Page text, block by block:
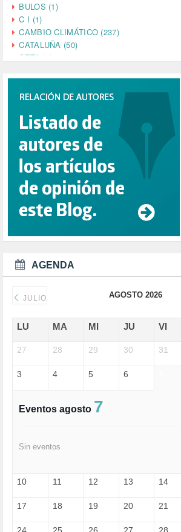
BULOS (1)
C I (1)
CAMBIO CLIMÁTICO (237)
CATALUÑA (50)
CETA (2)
CINE (35)
COMPROMISO (2)
CONFERENCIA (1)
CONSUMO (1)
CORONAVIRUS (155)
CORRUPCIÓN (215)
CULTURA (704)
DANA (78)
DD.HH. (1)
DEMOCRACIA (1)
DEMOCRAIA (1)
DEPORTES (2)
DERECHOS SOCIALES (739)
DONALD TRUMP (81)
EDGAR MORIN (1)
EMIGRACIÓN (4)
ESPECULACIÓN (2)
FELICIDAD (1)
FRANCISCO (5)
GUERRA (133)
HUMOR (1)
IA (1)
AGENDA
JULIO AGOSTO 2026
LU MA MI JU VI
27 28 29 30 31
3 4 5 6
Eventos agosto 7
Sin eventos
10 11 12 13 14
17 18 19 20 21